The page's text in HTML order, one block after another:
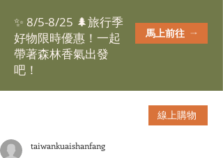
線上購物
✨ 8/5-8/25 🌲旅行季
好物限時優惠！一起
帶著森林香氣出發
吧！
馬上前往
taiwankuaishanfang